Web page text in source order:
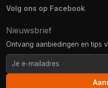
Volg ons op Facebook
Nieuwsbrief
Ontvang aanbiedingen en tips